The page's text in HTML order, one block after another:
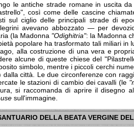
le antiche strade romane in uscita da
così come delle cascine
sul ciglio delle principali strade di
avevano abbozzato ― per
(la Madonna "Odighitria": la Madonna
popolare ha trasformato tali miliari in
alla costruzione di una vera e
alcune di queste chiese del
simbolo, mentre i piccoli cerchi
dalla città. Le due circonferenze con
le stazioni di cambio dei cavalli (le
si raccomanda di aprire il disegno
sull'immagine.
DELLA BEATA VERGINE